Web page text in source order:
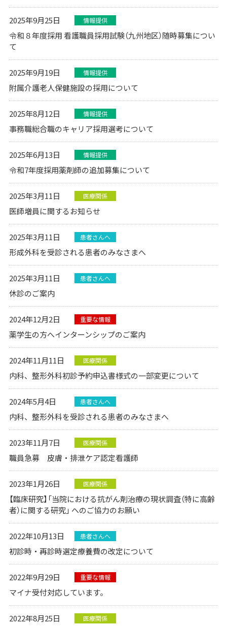
2025年9月25日 情報提供
令和８年度採用 看護職員採用試験（九州地区）随時募集につい
て
2025年9月19日 情報提供
附属介護老人保健施設の採用について
2025年8月12日 情報提供
事務職総合職のキャリア採用選考について
2025年6月13日 情報提供
令和7年度採用薬剤師の追加募集について
2025年3月11日 医療関係
医師増員に関するお知らせ
2025年3月11日 患者さんへ
形成外科を受診される患者のみなさまへ
2025年3月11日 患者さんへ
休診のご案内
2024年12月2日 重要な情報
薬学生の方へインターンシップのご案内
2024年11月11日 医療関係
内科、整形外科初診予約申込書様式の一部変更について
2024年5月4日 患者さんへ
内科、整形外科を受診される患者のみなさまへ
2023年11月7日 医療関係
職員急募 皮膚・排泄ケア認定看護師
2023年1月26日 医療関係
【臨床研究】「当院における抗がん剤治療の現状調査（特に高齢
者）に関する研究」 へのご協力のお願い
2022年10月13日 患者さんへ
初診時・再診時選定療養費の改定について
2022年9月29日 重要な情報
マイナ受付対応しています。
2022年8月25日 医療関係